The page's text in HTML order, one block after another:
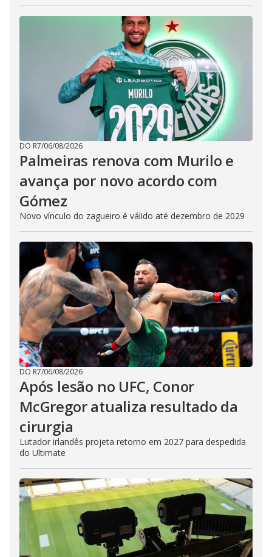
DO R7/06/08/2026
Palmeiras renova com Murilo e
avança por novo acordo com
Gómez
Novo vínculo do zagueiro é válido até dezembro de 2029
DO R7/06/08/2026
Após lesão no UFC, Conor
McGregor atualiza resultado da
cirurgia
Lutador irlandês projeta retorno em 2027 para despedida
do Ultimate